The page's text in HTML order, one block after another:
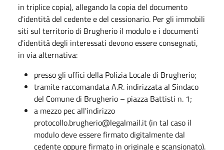
in triplice copia), allegando la copia del documento
d'identità del cedente e del cessionario. Per gli immobili
siti sul territorio di Brugherio il modulo e i documenti
d'identità degli interessati devono essere consegnati,
in via alternativa:
presso gli uffici della Polizia Locale di Brugherio;
tramite raccomandata A.R. indirizzata al Sindaco
del Comune di Brugherio – piazza Battisti n. 1;
a mezzo pec all'indirizzo
protocollo.brugherio@legalmail.it (in tal caso il
modulo deve essere firmato digitalmente dal
cedente oppure firmato in originale e scansionato).